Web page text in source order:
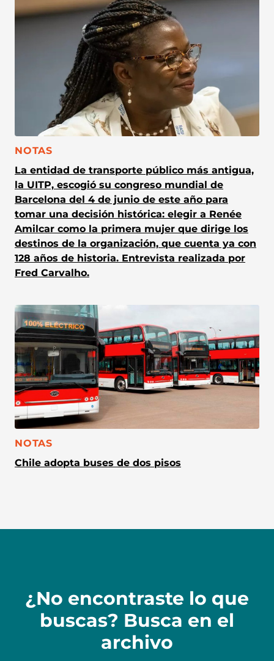
CATEGORÍA:
NOTAS
La entidad de transporte público más antigua,
la UITP, escogió su congreso mundial de
Barcelona del 4 de junio de este año para
tomar una decisión histórica: elegir a Renée
Amilcar como la primera mujer que dirige los
destinos de la organización, que cuenta ya con
128 años de historia. Entrevista realizada por
Fred Carvalho.
CATEGORÍA:
NOTAS
Chile adopta buses de dos pisos
¿No encontraste lo que
buscas? Busca en el
archivo